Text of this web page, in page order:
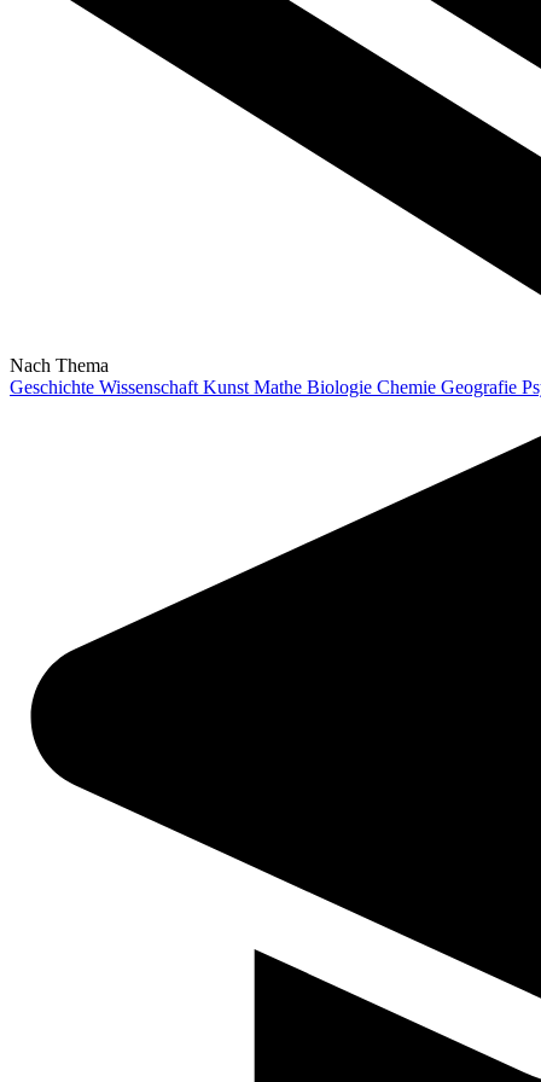
Nach Thema
Geschichte Wissenschaft Kunst Mathe Biologie Chemie Geografie